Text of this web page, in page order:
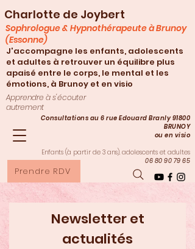
Charlotte de Joybert
Consultations au 6 rue Edouard Branly 91800
BRUNOY
ou en visio
Enfants (à partir de 3 ans), adolescents et adultes
06 80 90 79 65
Apprendre à s'écouter
autrement
Prendre RDV
Sophrologue & Hypnothérapeute à Brunoy
(Essonne)
J'accompagne les enfants, adolescents
et adultes à retrouver un équilibre plus
apaisé entre le corps, le mental et les
émotions, à Brunoy et en visio
Newsletter et
actualités